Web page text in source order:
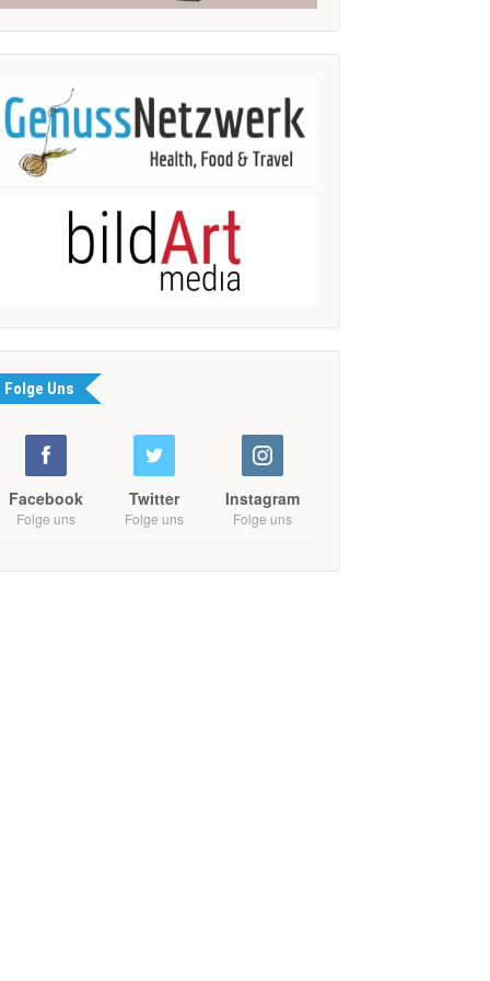
Folge Uns
Facebook
Folge uns
Twitter
Folge uns
Instagram
Folge uns